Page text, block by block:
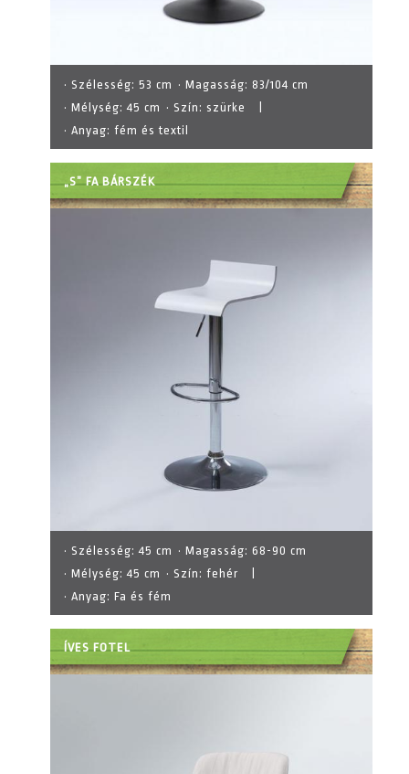
· Szélesség: 53 cm · Magasság: 83/104 cm
· Mélység:45 cm · Szín: szürke
· Anyag: fém és textil
„S” FA BÁRSZÉK
· Szélesség:45 cm · Magasság: 68-90 cm
· Mélység:45 cm · Szín: fehér
· Anyag: Fa és fém
ÍVES FOTEL